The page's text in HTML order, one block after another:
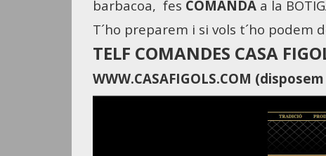
barbacoa, fes COMANDA a la
T´ho preparem i si vols t´ho podem
TELF COMANDES CASA
WWW.CASAFIGOLS.COM